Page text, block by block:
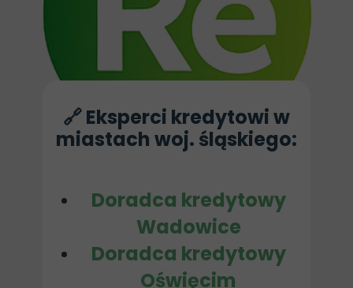
🔗 Eksperci kredytowi w
miastach woj. śląskiego:
Doradca kredytowy
Wadowice
Doradca kredytowy
Oświęcim